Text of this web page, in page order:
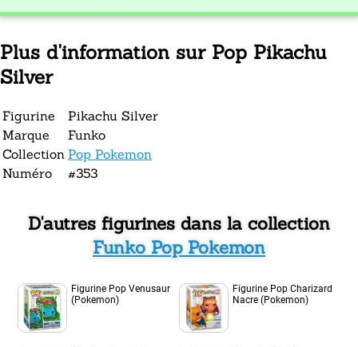
Plus d'information sur Pop Pikachu
Silver
Figurine
Pikachu Silver
Marque
Funko
Collection Pop Pokemon
Numéro
#353
D'autres figurines dans la collection
Funko Pop Pokemon
Figurine Pop Venusaur
(Pokemon)
Figurine Pop Charizard
Nacre (Pokemon)